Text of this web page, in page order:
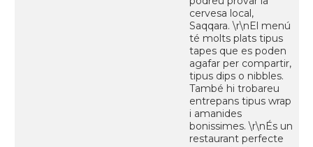
cervesa local,
Saqqara. \r\nEl menú
té molts plats tipus
tapes que es poden
agafar per compartir,
tipus dips o nibbles.
També hi trobareu
entrepans tipus wrap
i amanides
bonissimes. \r\nÉs un
restaurant perfecte